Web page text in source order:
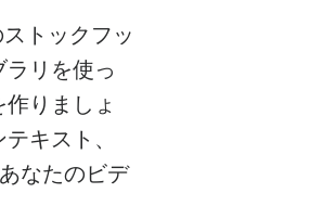
トックフッ
リを使っ
りましょ
キスト、
なたのビデ